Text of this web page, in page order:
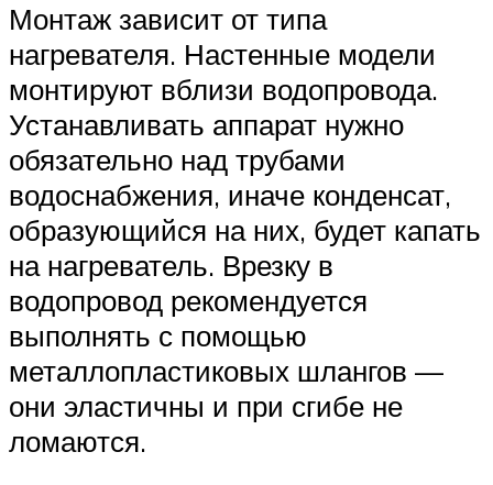
Монтаж зависит от типа
нагревателя. Настенные модели
монтируют вблизи водопровода.
Устанавливать аппарат нужно
обязательно над трубами
водоснабжения, иначе конденсат,
образующийся на них, будет капать
на нагреватель. Врезку в
водопровод рекомендуется
выполнять с помощью
металлопластиковых шлангов —
они эластичны и при сгибе не
ломаются.